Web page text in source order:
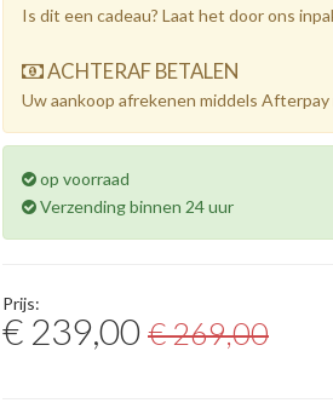
Is dit een cadeau? Laat het door ons
ACHTERAF BETALEN
Uw aankoop afrekenen middels Afterpay
op voorraad
Verzending binnen 24 uur
Prijs:
€ 239,00 € 269,00